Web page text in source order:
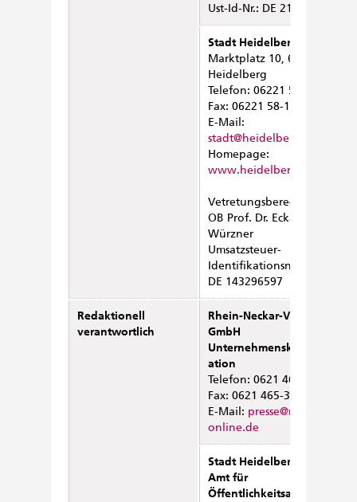
Ust-Id-Nr.: DE 213122348
Stadt Heidelberg
Marktplatz 10, 69117
Heidelberg
Telefon: 06221 58-10580
Fax: 06221 58-10900
E-Mail:
stadt@heidelberg.de
Homepage:
www.heidelberg.de
Vetretungsberechtigter:
OB Prof. Dr. Eckart
Würzner
Umsatzsteuer-
Identifikationsnummer:
DE 143296597
Redaktionell
verantwortlich
Rhein-Neckar-Verkehr
GmbH
Unternehmenskommunik
ation
Telefon: 0621 465-1493
Fax: 0621 465-3490
E-Mail: presse@rnv-
online.de
Stadt Heidelberg
Amt für
Öffentlichkeitsarbeit